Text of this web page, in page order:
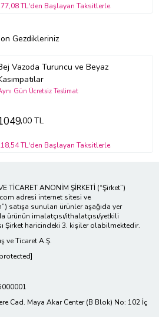
TL'den Başlayan Taksitlerle
Gezdikleriniz
Vazoda Turuncu ve Beyaz
Gün Ücretsiz Teslimat
,00 TL
TL'den Başlayan Taksitlerle
TİCARET ANONİM ŞİRKETİ (“Şirket”)
adresi internet sitesi ve
satışa sunulan ürünler aşağıda yer
ürünün imalatçısı/ithalatçısı/yetkili
Şirket haricindeki 3. kişiler olabilmektedir.
ve Ticaret A.Ş.
Cad. Maya Akar Center (B Blok) No: 102 İç